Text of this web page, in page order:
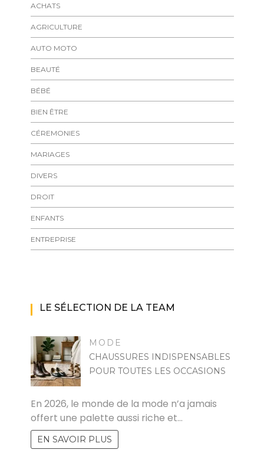
ACHATS
AGRICULTURE
AUTO MOTO
BEAUTÉ
BÉBÉ
BIEN ÊTRE
CÉREMONIES
MARIAGES
DIVERS
DROIT
ENFANTS
ENTREPRISE
LE SÉLECTION DE LA TEAM
MODE
CHAUSSURES INDISPENSABLES
POUR TOUTES LES OCCASIONS
En 2026, le monde de la mode n’a jamais
offert une palette aussi riche et…
EN SAVOIR PLUS